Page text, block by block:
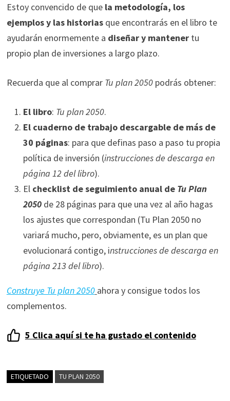
Estoy convencido de que la metodología, los
ejemplos y las historiasque encontrarás en el libro te
ayudarán enormemente a diseñar y mantenertu
propio plan de inversiones a largo plazo.
Recuerda que al comprar Tu plan 2050podrás obtener:
El libro: Tu plan 2050.
El cuaderno de trabajo descargable de más de
30 páginas: para que definas paso a paso tu propia
política de inversión (instrucciones de descarga en
página 12 del libro).
El checklist de seguimiento anual de Tu Plan
2050 de 28 páginas para que una vez al año hagas
los ajustes que correspondan (Tu Plan 2050 no
variará mucho, pero, obviamente, es un plan que
evolucionará contigo, instrucciones de descarga en
página 213 del libro).
Construye Tu plan 2050 ahora y consigue todos los
complementos.
5 Clica aquí si te ha gustado el contenido
ETIQUETADO TU PLAN 2050
de la web, en
base a cómo
se usa la web.
Para que
nuestra web
mejor posible
durante tu
visita. Si
rechaza estas
cookies,
algunas
funcionalidades
de la web.
Marketing
Al compartir tus
intereses y
mientras visitas
nuestro sitio,
ver contenido y